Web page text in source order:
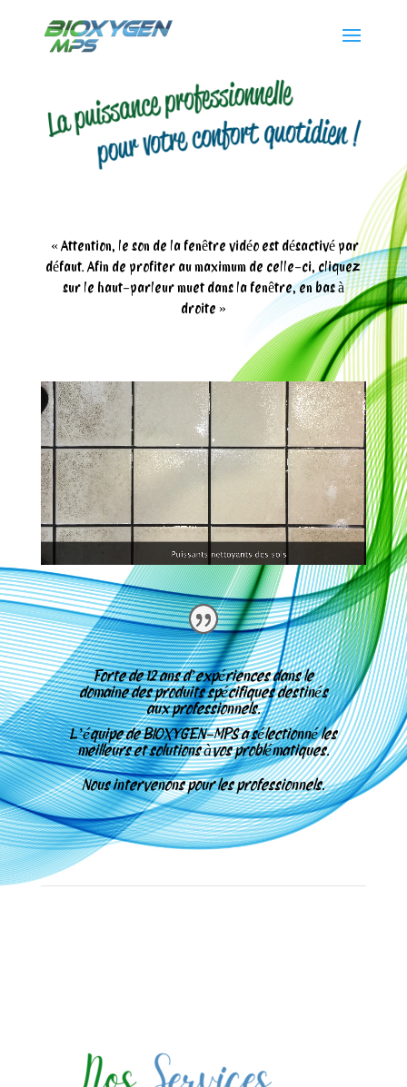
« Attention, le son de la fenêtre vidéo est désactivé par
défaut. Afin de profiter au maximum de celle-ci, cliquez
sur le haut-parleur muet dans la fenêtre, en bas à
droite »
Forte de 12 ans d’expériences dans le
domaine des produits spécifiques destinés
aux professionnels.
L’équipe deBIOXYGEN-MPS a sélectionné les
meilleurs et solutions àvos problématiques.
Nous intervenons pour les professionnels.